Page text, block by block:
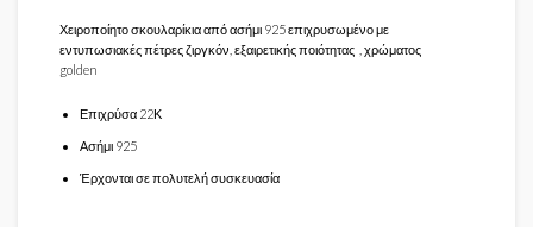
Χειροποίητο σκουλαρίκια από ασήμι 925 επιχρυσωμένο με
εντυπωσιακές πέτρες ζιργκόν, εξαιρετικής ποιότητας , χρώματος
golden
Επιχρύσα 22Κ
Ασήμι 925
Έρχονται σε πολυτελή συσκευασία